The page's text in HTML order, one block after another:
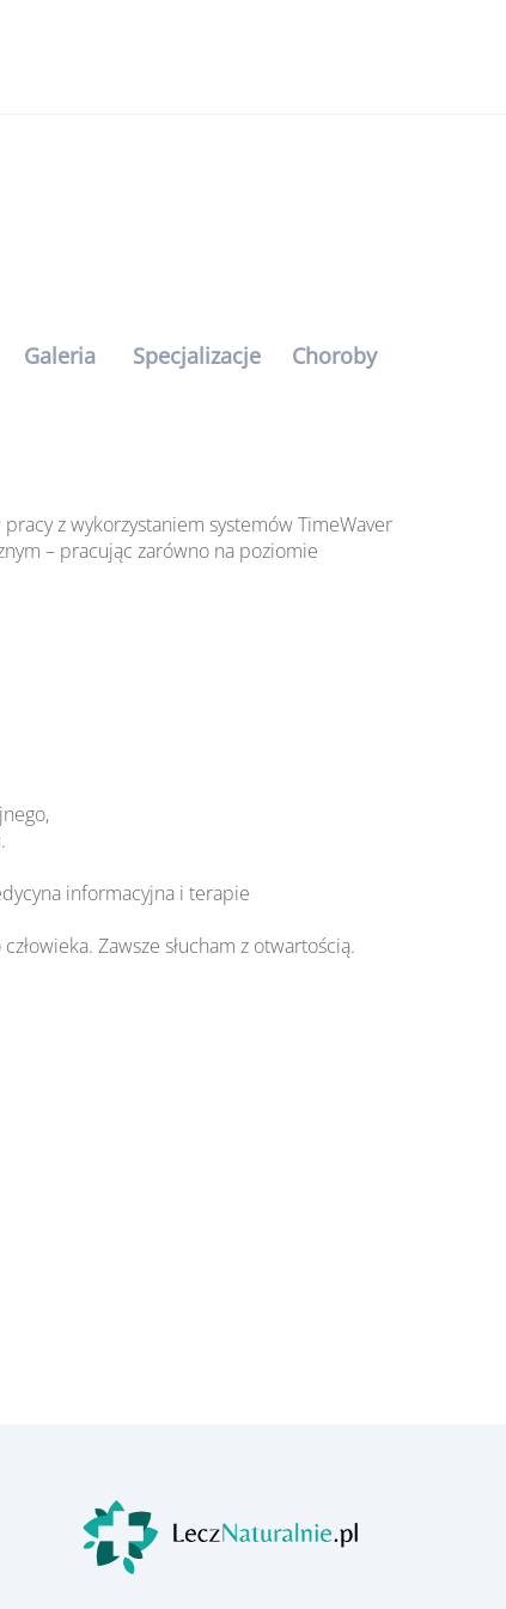
Galeria Specjalizacje Choroby
z wykorzystaniem systemów TimeWaver
– pracując zarówno na poziomie
informacyjna i terapie
Zawsze słucham z otwartością.